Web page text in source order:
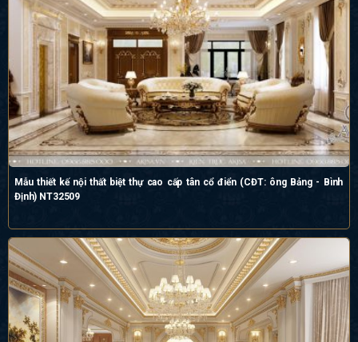
Mẫu thiết kế nội thất biệt thự cao cấp tân cổ điển (CĐT: ông Bảng - Bình
Định) NT32509